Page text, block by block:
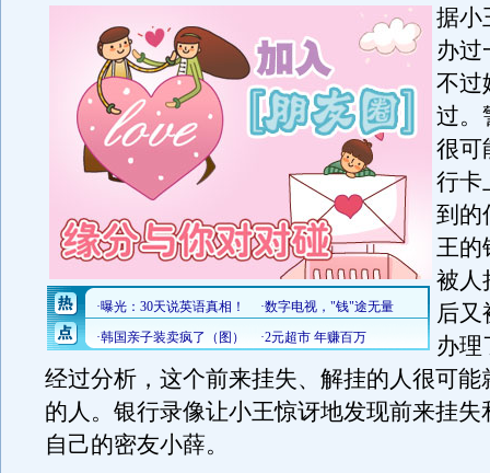
据小
办过
不过
过。
很可
行卡
到的
王的
被人
后又
办理
经过分析，这个前来挂失、解挂的人很可能
的人。银行录像让小王惊讶地发现前来挂失
自己的密友小薛。